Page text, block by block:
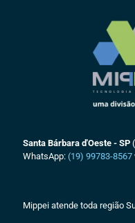
Santa Bárbara d'Oeste - SP
WhatsApp: (19) 99783-8567
Mippei atende toda região